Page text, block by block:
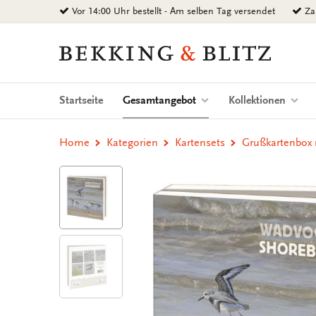
zum
Vor 14:00 Uhr bestellt - Am selben Tag versendet
Bekking
Blitz
Uitgevers
Startseite Gesamtangebot (current)Kollektionen
Home Kategorien Kartensets Grußkartenbox